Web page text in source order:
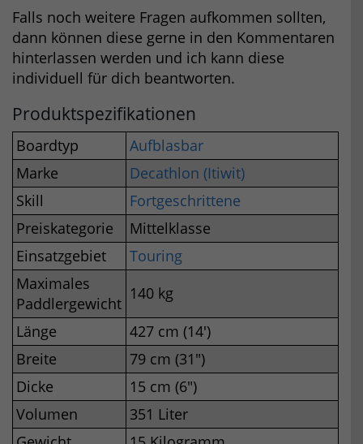
Falls noch weitere Fragen aufkommen sollten,
dann können diese gerne in den Kommentaren
hinterlassen werden und ich kann diese
individuell für dich beantworten.
Produktspezifikationen
Boardtyp
Aufblasbar
Marke
Decathlon (Itiwit)
Skill
Fortgeschrittene
Preiskategorie
Mittelklasse
Einsatzgebiet
Touring
Maximales
Paddlergewicht
140 kg
Länge
427 cm (14′)
Breite
79 cm (31″)
Dicke
15 cm (6″)
Volumen
351 Liter